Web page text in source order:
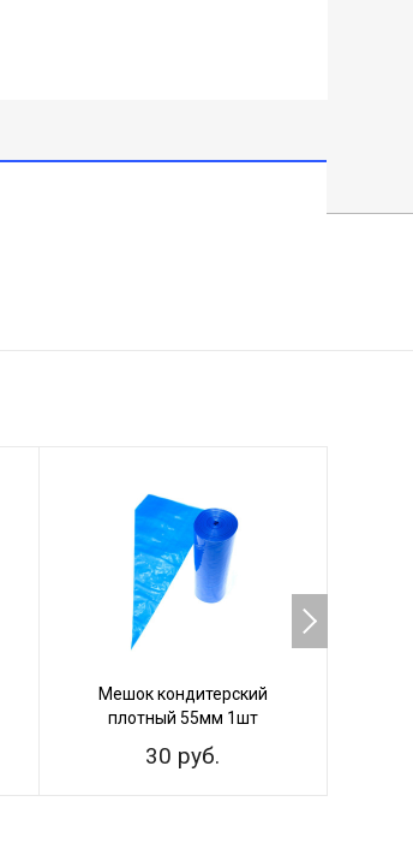
Мешок кондитерский
плотный 55мм 1шт
30 руб.